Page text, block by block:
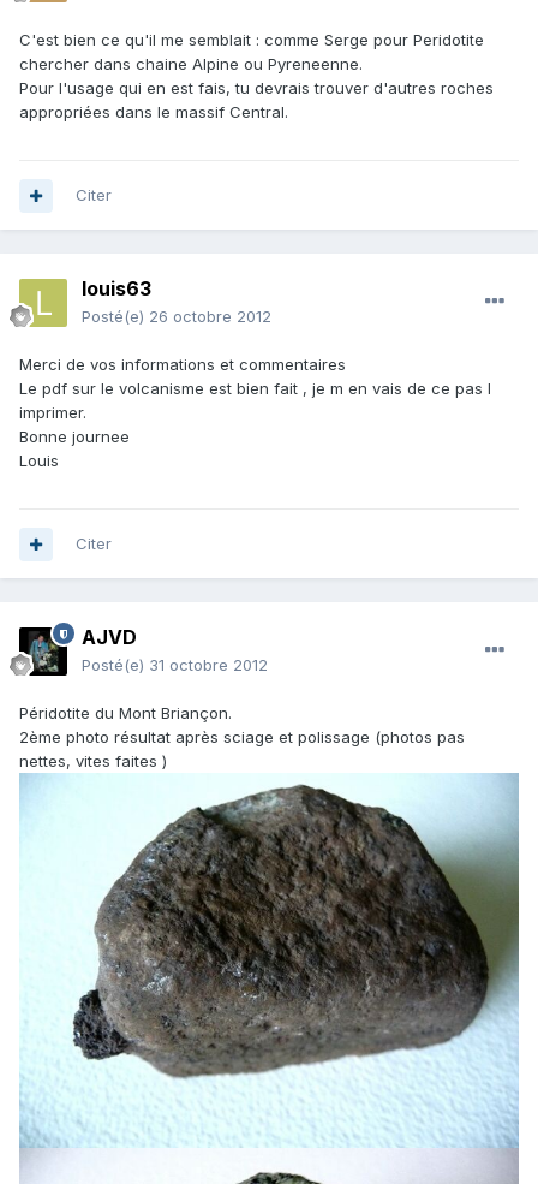
C'est bien ce qu'il me semblait : comme Serge pour Peridotite
chercher dans chaine Alpine ou Pyreneenne.
Pour l'usage qui en est fais, tu devrais trouver d'autres roches
appropriées dans le massif Central.
Citer
louis63
Posté(e) 26 octobre 2012
Merci de vos informations et commentaires
Le pdf sur le volcanisme est bien fait , je m en vais de ce pas l
imprimer.
Bonne journee
Louis
Citer
AJVD
Posté(e) 31 octobre 2012
Péridotite du Mont Briançon.
2ème photo résultat après sciage et polissage (photos pas
nettes, vites faites )